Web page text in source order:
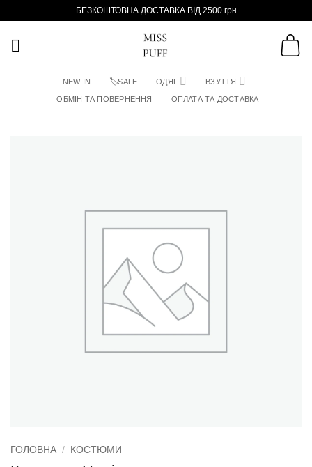
БЕЗКОШТОВНА ДОСТАВКА ВІД 2500 грн
NEW IN 🏷SALE ОДЯГ ВЗУТТЯ
ОБМІН ТА ПОВЕРНЕННЯ ОПЛАТА ТА ДОСТАВКА
ГОЛОВНА / КОСТЮМИ